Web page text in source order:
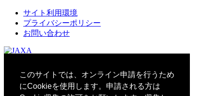
このサイトでは、オンライン申請を行うため
にCookieを使用します。申請される方は
サイト利用環境
プライバシーポリシー
お問い合わせ